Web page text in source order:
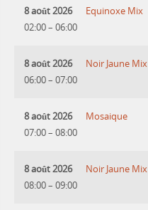
8 août 2026
02:00– 06:00
Equinoxe Mix
8 août 2026
06:00– 07:00
Noir Jaune Mix
8 août 2026
07:00– 08:00
Mosaique
8 août 2026
08:00– 09:00
Noir Jaune Mix